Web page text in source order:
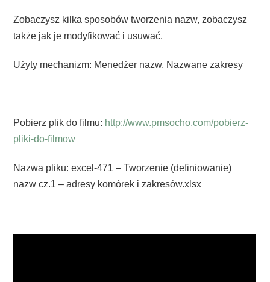
Zobaczysz kilka sposobów tworzenia nazw, zobaczysz
także jak je modyfikować i usuwać.
Użyty mechanizm: Menedżer nazw, Nazwane zakresy
Pobierz plik do filmu: http://www.pmsocho.com/pobierz-
pliki-do-filmow
Nazwa pliku: excel-471 – Tworzenie (definiowanie)
nazw cz.1 – adresy komórek i zakresów.xlsx